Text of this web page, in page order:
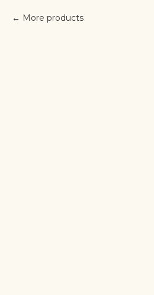
More products